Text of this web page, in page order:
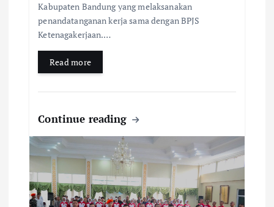
Kabupaten Bandung yang melaksanakan
penandatanganan kerja sama dengan BPJS
Ketenagakerjaan.…
Read more
Continue reading